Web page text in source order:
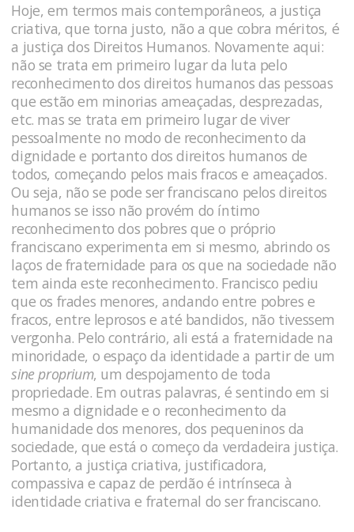
Hoje, em termos mais contemporâneos, a justiça
criativa, que torna justo, não a que cobra méritos, é
a justiça dos Direitos Humanos. Novamente aqui:
não se trata em primeiro lugar da luta pelo
reconhecimento dos direitos humanos das pessoas
que estão em minorias ameaçadas, desprezadas,
etc. mas se trata em primeiro lugar de viver
pessoalmente no modo de reconhecimento da
dignidade e portanto dos direitos humanos de
todos, começando pelos mais fracos e ameaçados.
Ou seja, não se pode ser franciscano pelos direitos
humanos se isso não provém do íntimo
reconhecimento dos pobres que o próprio
franciscano experimenta em si mesmo, abrindo os
laços de fraternidade para os que na sociedade não
tem ainda este reconhecimento. Francisco pediu
que os frades menores, andando entre pobres e
fracos, entre leprosos e até bandidos, não tivessem
vergonha. Pelo contrário, ali está a fraternidade na
minoridade, o espaço da identidade a partir de um
sine proprium, um despojamento de toda
propriedade. Em outras palavras, é sentindo em si
mesmo a dignidade e o reconhecimento da
humanidade dos menores, dos pequeninos da
sociedade, que está o começo da verdadeira justiça.
Portanto, a justiça criativa, justificadora,
compassiva e capaz de perdão é intrínseca à
identidade criativa e fraternal do ser franciscano.